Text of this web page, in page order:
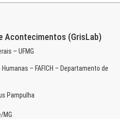
Acontecimentos (GrisLab)
– UFMG
– FAFICH – Departamento de
Pampulha
MG